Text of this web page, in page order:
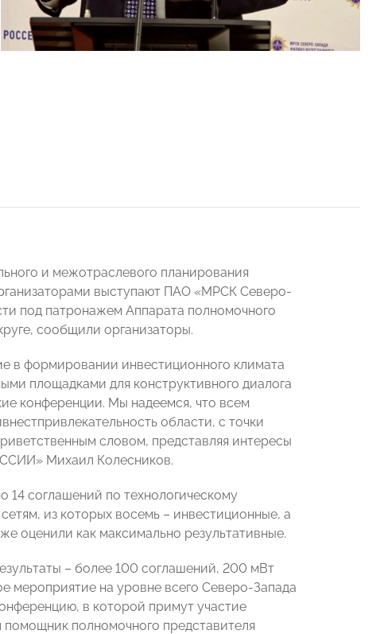
и межотраслевого планирования
выступают ПАО «МРСК Северо-
под патронажем Аппарата полномочного
сообщили организаторы.
в формировании инвестиционного климата
площадками для конструктивного диалога
конференции. Мы надеемся, что всем
области, с точки
словом, представляя интересы
Михаил Колесников.
14 соглашений по технологическому
из которых восемь – инвестиционные, а
оценили как максимально результативные.
– более 100 соглашений, 200 мВт
мероприятие на уровне всего Северо-Запада
в которой примут участие
полномочного представителя